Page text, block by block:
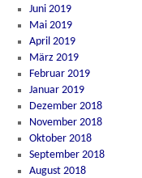
Juni 2019
Mai 2019
April 2019
März 2019
Februar 2019
Januar 2019
Dezember 2018
November 2018
Oktober 2018
September 2018
August 2018